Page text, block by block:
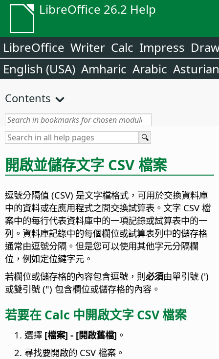
LibreOffice 26.2 Help
LibreOffice Writer Calc Impress
English (USA) Amharic Arabic Asturian
Contents
開啟並儲存文字 CSV 檔案
逗號分隔值 (CSV) 是文字檔格式，可用於交換資料庫
中的資料或在應用程式之間交換試算表。文字 CSV 檔
案中的每行代表資料庫中的一項記錄或試算表中的一
列。資料庫記錄中的每個欄位或試算表列中的儲存格
通常由逗號分隔。但是您可以使用其他字元分隔欄
位，例如定位鍵字元。
若欄位或儲存格的內容包含逗號，則必須由單引號 (')
或雙引號 (") 包含欄位或儲存格的內容。
若要在 Calc 中開啟文字 CSV 檔案
選擇 [檔案] - [開啟舊檔] 。
尋找要開啟的 CSV 檔案。